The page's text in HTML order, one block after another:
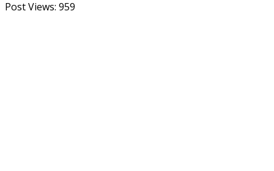
Post Views: 959